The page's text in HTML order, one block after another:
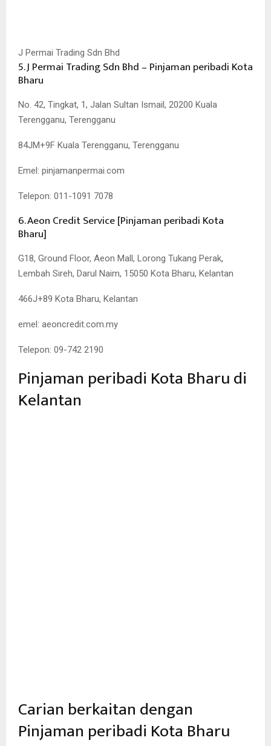
J Permai Trading Sdn Bhd
5. J Permai Trading Sdn Bhd – Pinjaman peribadi Kota
Bharu
No. 42, Tingkat, 1, Jalan Sultan Ismail, 20200 Kuala
Terengganu, Terengganu
84JM+9F Kuala Terengganu, Terengganu
Emel: pinjamanpermai.com
Telepon: 011-1091 7078
6. Aeon Credit Service [Pinjaman peribadi Kota
Bharu]
G18, Ground Floor, Aeon Mall, Lorong Tukang Perak,
Lembah Sireh, Darul Naim, 15050 Kota Bharu, Kelantan
466J+89 Kota Bharu, Kelantan
emel: aeoncredit.com.my
Telepon: 09-742 2190
Pinjaman peribadi Kota Bharu di
Kelantan
Carian berkaitan dengan
Pinjaman peribadi Kota Bharu